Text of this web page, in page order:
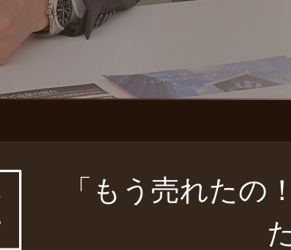
「もう売れたの